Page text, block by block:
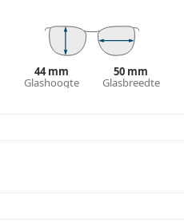
plaats van een doekje.
of Bekijk onzebrillengids
gebruik.
44 mm
Glashoogte
50 mm
Glasbreedte